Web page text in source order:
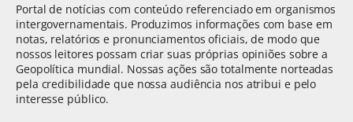
Portal de notícias com conteúdo referenciado em organismos
intergovernamentais. Produzimos informações com base em
notas, relatórios e pronunciamentos oficiais, de modo que
nossos leitores possam criar suas próprias opiniões sobre a
Geopolítica mundial. Nossas ações são totalmente norteadas
pela credibilidade que nossa audiência nos atribui e pelo
interesse público.